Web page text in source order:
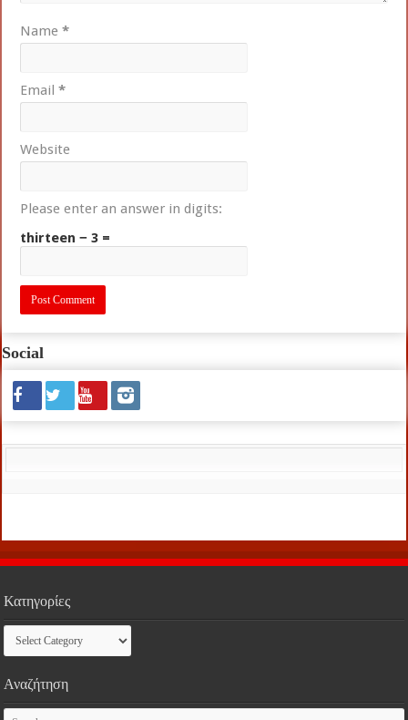
Name*
Email*
Website
Please enter an answer in digits:
thirteen − 3 =
Social
Κατηγορίες
Κατηγορίες
Αναζήτηση